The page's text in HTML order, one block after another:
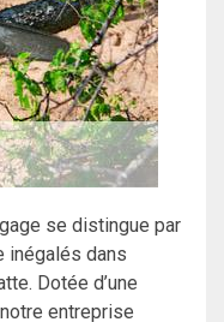
se distingue par
inégalés dans
Dotée d’une
entreprise